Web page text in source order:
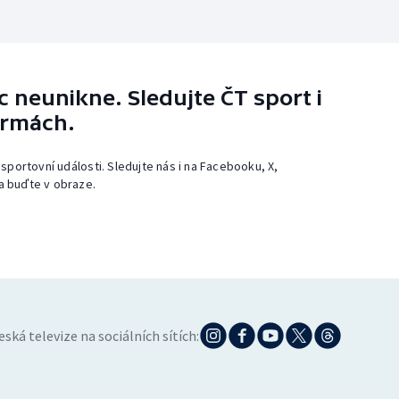
neunikne. Sledujte ČT sport i
události. Sledujte nás i na Facebooku, X,
buďte v obraze.
televize na sociálních sítích: